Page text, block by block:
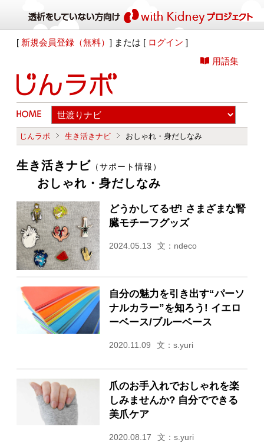
[ 新規会員登録（無料）] または [ ログイン ]
用語集
じんラボ 生き活きナビ おしゃれ・身だしなみ
生き活きナビ （サポート情報）
おしゃれ・身だしなみ
どうかしてるぜ! さまざまな腎
臓モチーフグッズ
2024.05.13 文：ndeco
自分の魅力を引き出す“パーソ
ナルカラー”を知ろう! イエロ
ーベース/ブルーベース
2020.11.09 文：s.yuri
爪のお手入れでおしゃれを楽
しみませんか? 自分でできる
美爪ケア
2020.08.17 文：s.yuri